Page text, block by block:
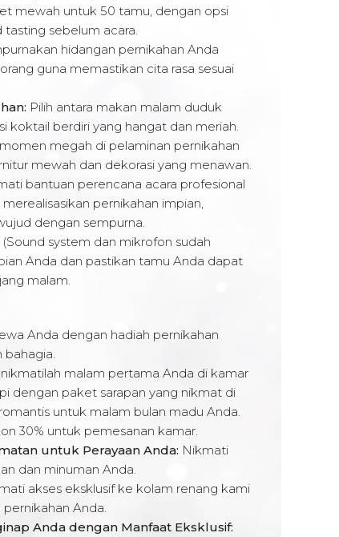
mewah untuk 50 tamu, dengan opsi
sebelum acara.
hidangan pernikahan Anda
guna memastikan cita rasa sesuai
Pilih antara makan malam duduk
koktail berdiri yang hangat dan meriah.
megah di pelaminan pernikahan
mewah dan dekorasi yang menawan.
bantuan perencana acara profesional
pernikahan impian,
dengan sempurna.
(Sound system dan mikrofon sudah
Anda dan pastikan tamu Anda dapat
malam.
Anda dengan hadiah pernikahan
malam pertama Anda di kamar
dengan paket sarapan yang nikmat di
untuk malam bulan madu Anda.
30% untuk pemesanan kamar.
untuk Perayaan Anda: Nikmati
dan minuman Anda.
akses eksklusif ke kolam renang kami
Anda.
Anda dengan Manfaat Eksklusif: